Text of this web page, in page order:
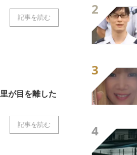
記事を読む
が目を離した
記事を読む
2
3
4